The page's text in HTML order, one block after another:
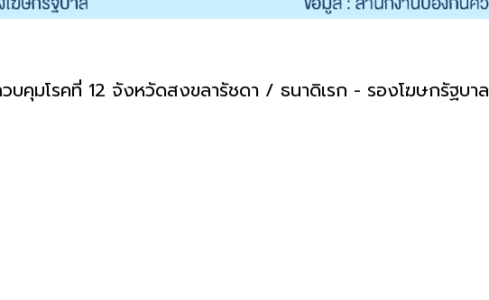
คุมโรคที่ 12 จังหวัดสงขลารัชดา / ธนาดิเรก - รองโฆษกรัฐบาล